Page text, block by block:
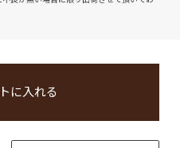
に入れる